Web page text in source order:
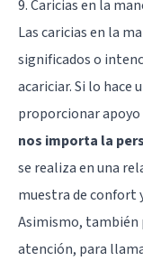
9. Caricias en la
Las caricias en la
significados o
acariciar. Si lo hace
proporcionar
nos importa la
se realiza en una
muestra de confort
Asimismo, también
atención, para